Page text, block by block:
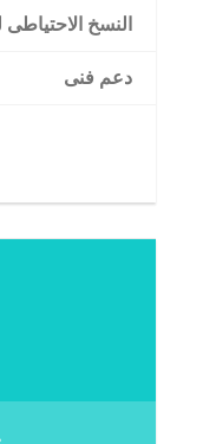
النسخ الاحتياطى
دعم فنى